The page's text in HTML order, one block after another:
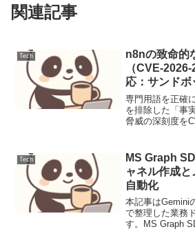
関連記事
Tech
n8nの致命的
（CVE-
応：サンドボ
ステム完全占
専門用語を正確
を排除した「事
脅威の深刻度を
図解は論理的構
**Geminiの出...
Tech
MS Graph
ャネル作成
自動化
本記事はGemini
で整理した業務
す。MS Graph